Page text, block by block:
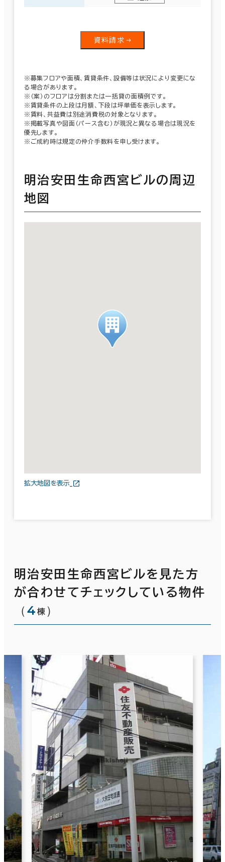
資料請求
※募集フロアや面積、賃貸条件、設備等は状況により変更にな
る場合があります。
※（案）のフロアは分割または一括貸の面積例です。
※賃貸条件の上段は月額、下段は坪単価を表示します。
※賃料、共益費は別途消費税の対象となります。
※掲載写真や図面（パース含む）が現況と異なる場合は現況を
優先します。
※ご成約時は規定の仲介手数料を申し受けます。
明治安田生命西宮ビルの周辺
地図
拡大地図を表示
明治安田生命西宮ビルを見た方
が合わせてチェックしている物件
（4 棟 ）